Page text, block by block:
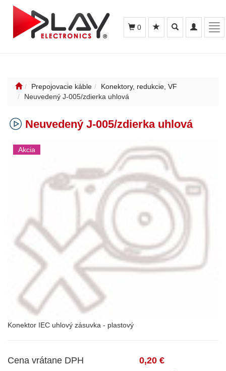
Toggle
navigation
Toggle
search
0
Prepojovacie káble
Konektory, redukcie, VF
Neuvedený J-005/zdierka uhlová
Neuvedený J-005/zdierka uhlová
Akcia
Konektor IEC uhlový zásuvka - plastový
Cena vrátane DPH 0,20 €